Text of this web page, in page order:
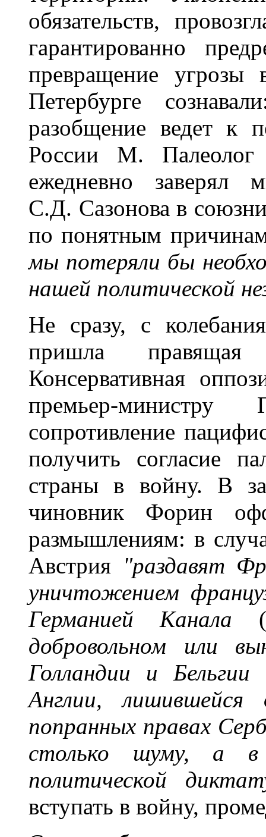
обязательств,
гарантированно
превращение
Петербурге
разобщение ведет к
России М.
ежедневно заверял
С.Д. Сазонова в
по понятным
мы потеряли бы
нашей политической
Не сразу, с
пришла правящая
Консервативная
премьер-
сопротивление
получить согласие
страны в войну. В
чиновник Форин
размышлениям: в
Австрия "раздавят
уничтожением
Германией Канала
добровольном или
Голландии и
Англии,
попранных правах
столько шуму, а в
политической
вступать в войну,